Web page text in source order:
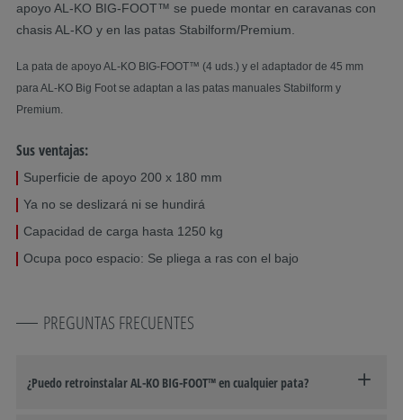
apoyo AL-KO BIG-FOOT™ se puede montar en caravanas con
chasis AL-KO y en las patas Stabilform/Premium.
La pata de apoyo AL-KO BIG-FOOT™ (4 uds.) y el adaptador de 45 mm
para AL-KO Big Foot se adaptan a las patas manuales Stabilform y
Premium.
Sus ventajas:
Superficie de apoyo 200 x 180 mm
Ya no se deslizará ni se hundirá
Capacidad de carga hasta 1250 kg
Ocupa poco espacio: Se pliega a ras con el bajo
PREGUNTAS FRECUENTES
¿Puedo retroinstalar AL-KO BIG-FOOT™ en cualquier pata?